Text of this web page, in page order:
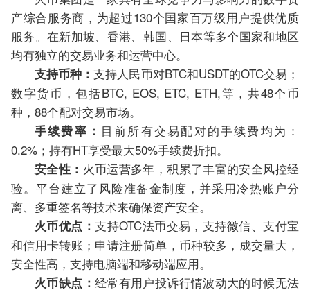
产综合服务商，为超过130个国家百万级用户提供优质
服务。在新加坡、香港、韩国、日本等多个国家和地区
均有独立的交易业务和运营中心。
支持币种：支持人民币对BTC和USDT的OTC交易；
数字货币，包括BTC, EOS, ETC, ETH,等，共48个币
种，88个配对交易市场。
手续费率： 目前所有交易配对的手续费均为：
0.2%；持有HT享受最大50%手续费折扣。
安全性： 火币运营多年，积累了丰富的安全风控经
验。平台建立了风险准备金制度，并采用冷热账户分
离、多重签名等技术来确保资产安全。
火币优点：支持OTC法币交易，支持微信、支付宝
和信用卡转账；申请注册简单，币种较多，成交量大，
安全性高，支持电脑端和移动端应用。
火币缺点： 经常有用户投诉行情波动大的时候无法